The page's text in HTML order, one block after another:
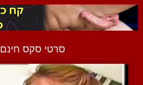
סרטי סקס חינם